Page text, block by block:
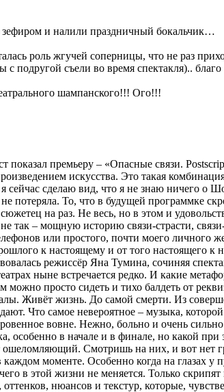
и налили праздничный бокальчик…
роль жгучей соперницы, что не раз
подругой съели во время спектакля)..
шампанского!!! Ого!!!
премьеру – «Опасные связи.
искусства. Это такая
сделаю вид, что я не знаю ничего о
потеряла. То, что в будущей программке
на раз. Не весь, но в этом и
так – мощную историю связи-страсти,
или простого, почти моего личного
к настоящему и от того настоящего к
режиссёр Яна Тумина, сочиняя
ныне встречается редко. И какие
просто сидеть и тихо балдеть от
Живёт жизнь. До самой смерти. Из
Что самое невероятное – музыка,
вовне. Нежно, больно и очень
в начале и в финале, но какой
ошеломляющий. Смотришь на них, и вот нет
моменте. Особенно когда на глазах
в этой жизни не меняется. Только
нюансов и текстур, которые,